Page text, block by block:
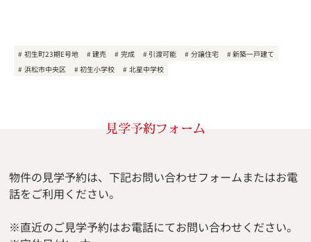
初生町23期E号地 建売 完成 引渡可能 分譲住宅
新築一戸建て
浜松市中央区
初生小学校 北星中学校
見学予約フォーム
物件の見学予約は、下記お問い合わせフォームまたはお電
話をご利用ください。
※直近のご見学予約はお電話にてお問い合わせください。